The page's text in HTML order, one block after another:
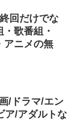
回だけでな
歌番組・
アニメの無
/ドラマ/エン
ア/アダルトな